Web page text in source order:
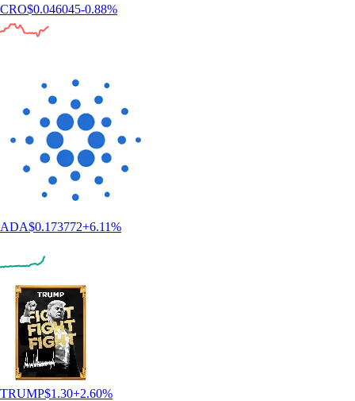
CRO$0.046045-0.88%
ADA$0.173772+6.11%
TRUMP$1.30+2.60%